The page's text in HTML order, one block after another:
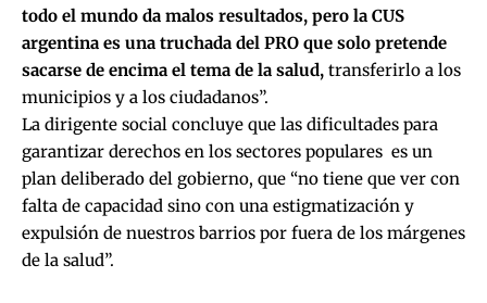
todo el mundo da malos resultados, pero la CUS
argentina es una truchada del PRO que solo pretende
sacarse de encima el tema de la salud, transferirlo a los
municipios y a los ciudadanos”.
La dirigente social concluye que las dificultades para
garantizar derechos en los sectores populares es un
plan deliberado del gobierno, que “no tiene que ver con
falta de capacidad sino con una estigmatización y
expulsión de nuestros barrios por fuera de los márgenes
de la salud”.